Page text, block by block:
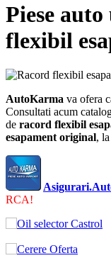
Piese
flexibil
AutoKarma va ofera
Consultati acum
de racord flexibil
esapamentoriginal,
RCA!